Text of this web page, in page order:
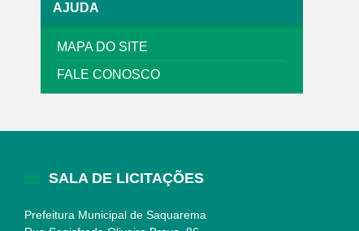
AJUDA
MAPA DO SITE
FALE CONOSCO
SALA DE LICITAÇÕES
Prefeitura Municipal de Saquarema